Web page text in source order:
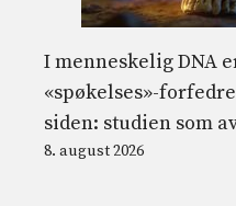
I menneskelig DNA
«spøkelses»-
siden: studien som
8. august 2026